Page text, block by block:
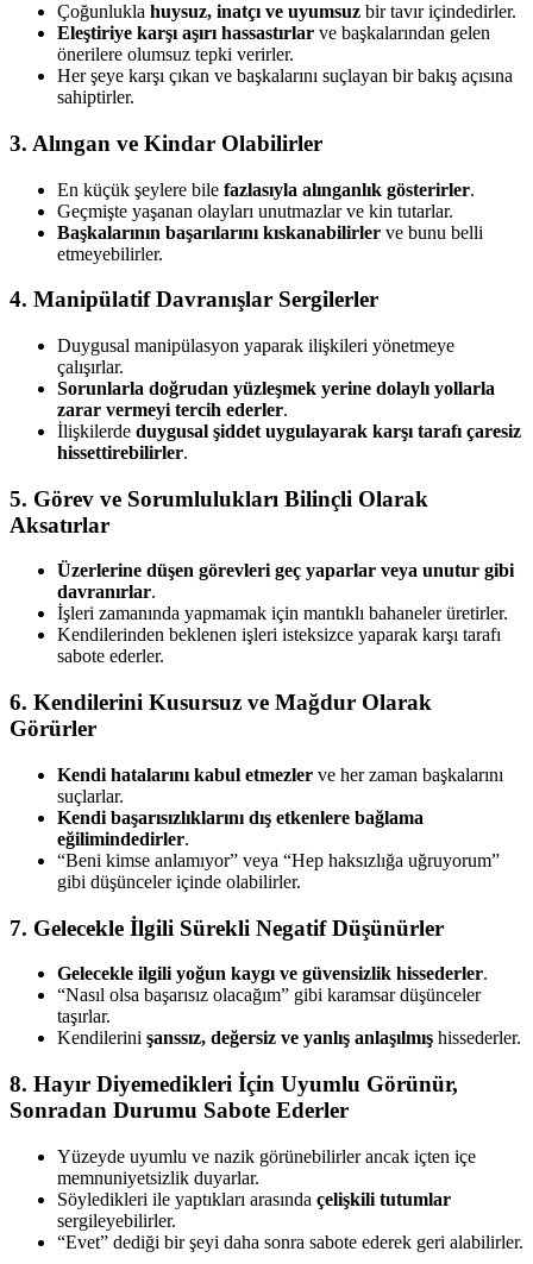
Çoğunlukla huysuz, inatçı ve uyumsuz bir tavır içindedirler.
Eleştiriye karşı aşırı hassastırlar ve başkalarından gelen
önerilere olumsuz tepki verirler.
Her şeye karşı çıkan ve başkalarını suçlayan bir bakış açısına
sahiptirler.
3. Alıngan ve Kindar Olabilirler
En küçük şeylere bile fazlasıyla alınganlık gösterirler.
Geçmişte yaşanan olayları unutmazlar ve kin tutarlar.
Başkalarının başarılarını kıskanabilirler ve bunu belli
etmeyebilirler.
4. Manipülatif Davranışlar Sergilerler
Duygusal manipülasyon yaparak ilişkileri yönetmeye
çalışırlar.
Sorunlarla doğrudan yüzleşmek yerine dolaylı yollarla
zarar vermeyi tercih ederler.
İlişkilerde duygusal şiddet uygulayarak karşı tarafı çaresiz
hissettirebilirler.
5. Görev ve Sorumlulukları Bilinçli Olarak
Aksatırlar
Üzerlerine düşen görevleri geç yaparlar veya unutur gibi
davranırlar.
İşleri zamanında yapmamak için mantıklı bahaneler üretirler.
Kendilerinden beklenen işleri isteksizce yaparak karşı tarafı
sabote ederler.
6. Kendilerini Kusursuz ve Mağdur Olarak
Görürler
Kendi hatalarını kabul etmezler ve her zaman başkalarını
suçlarlar.
Kendi başarısızlıklarını dış etkenlere bağlama
eğilimindedirler.
“Beni kimse anlamıyor” veya “Hep haksızlığa uğruyorum”
gibi düşünceler içinde olabilirler.
7. Gelecekle İlgili Sürekli Negatif Düşünürler
Gelecekle ilgili yoğun kaygı ve güvensizlik hissederler.
“Nasıl olsa başarısız olacağım” gibi karamsar düşünceler
taşırlar.
Kendilerini şanssız, değersiz ve yanlış anlaşılmış hissederler.
8. Hayır Diyemedikleri İçin Uyumlu Görünür,
Sonradan Durumu Sabote Ederler
Yüzeyde uyumlu ve nazik görünebilirler ancak içten içe
memnuniyetsizlik duyarlar.
Söyledikleri ile yaptıkları arasında çelişkili tutumlar
sergileyebilirler.
“Evet” dediği bir şeyi daha sonra sabote ederek geri alabilirler.